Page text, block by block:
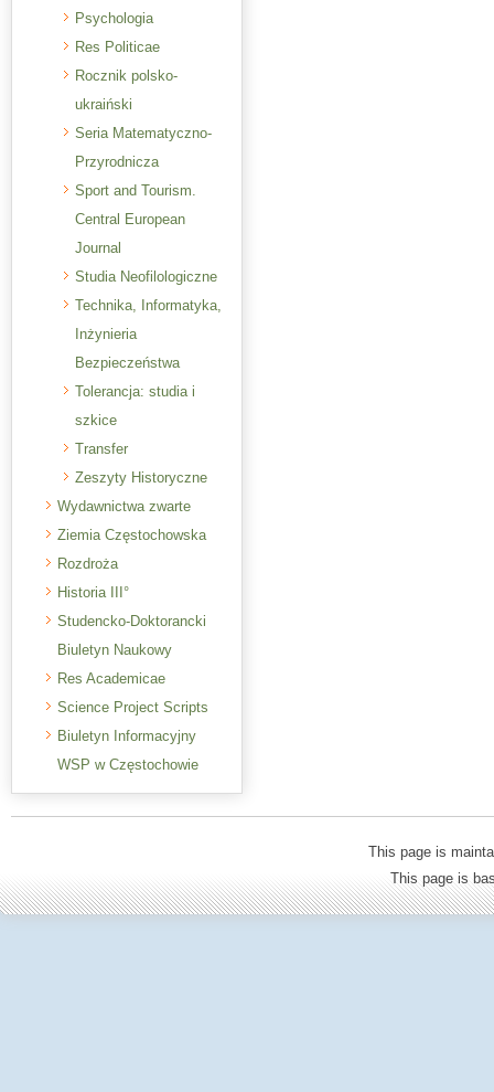
Psychologia
Res Politicae
Rocznik polsko-
ukraiński
Seria Matematyczno-
Przyrodnicza
Sport and Tourism.
Central European
Journal
Studia Neofilologiczne
Technika, Informatyka,
Inżynieria
Bezpieczeństwa
Tolerancja: studia i
szkice
Transfer
Zeszyty Historyczne
Wydawnictwa zwarte
Ziemia Częstochowska
Rozdroża
Historia III°
Studencko-Doktorancki
Biuletyn Naukowy
Res Academicae
Science Project Scripts
Biuletyn Informacyjny
WSP w Częstochowie
This page is
This page is